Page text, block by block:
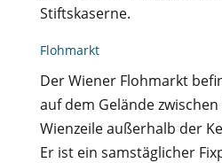
Stiftskaserne.
Flohmarkt
Der Wiener Flohmarkt
auf dem Gelände
Wienzeile außerhalb der
Er ist ein samstäglicher